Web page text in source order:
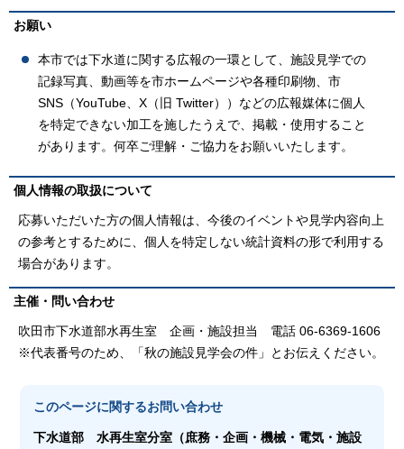
お願い
本市では下水道に関する広報の一環として、施設見学での
記録写真、動画等を市ホームページや各種印刷物、市
SNS（YouTube、X（旧 Twitter））などの広報媒体に個人
を特定できない加工を施したうえで、掲載・使用すること
があります。何卒ご理解・ご協力をお願いいたします。
個人情報の取扱について
応募いただいた方の個人情報は、今後のイベントや見学内容向上
の参考とするために、個人を特定しない統計資料の形で利用する
場合があります。
主催・問い合わせ
吹田市下水道部水再生室 企画・施設担当 電話 06-6369-1606
※代表番号のため、「秋の施設見学会の件」とお伝えください。
このページに関するお問い合わせ
下水道部水再生室分室（庶務・企画・機械・電気・施設